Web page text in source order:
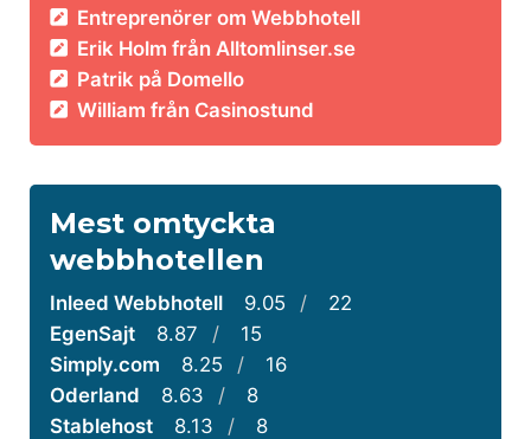
Entreprenörer om Webbhotell
Erik Holm från Alltomlinser.se
Patrik på Domello
William från Casinostund
Mest omtyckta
webbhotellen
Inleed Webbhotell 9.05 /
22
EgenSajt
8.87 /
15
Simply.com
8.25 /
16
Oderland
8.63 /
8
Stablehost
8.13 / 8